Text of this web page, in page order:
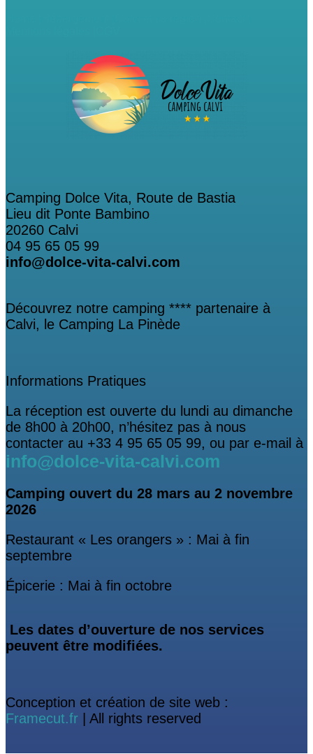
Camping Dolce Vita, Route de Bastia
Lieu dit Ponte Bambino
20260 Calvi
04 95 65 05 99
info@dolce-vita-calvi.com
Découvrez notre camping **** partenaire à
Calvi, le Camping La Pinède
Informations Pratiques
La réception est ouverte du lundi au dimanche
de 8h00 à 20h00, n’hésitez pas à nous
contacter au +33 4 95 65 05 99, ou par e-mail à
info@dolce-vita-calvi.com
Camping ouvert du 28 mars au 2 novembre
2026
Restaurant « Les orangers » : Mai à fin
septembre
Épicerie : Mai à fin octobre
Les dates d’ouverture de nos services
peuvent être modifiées.
Conception et création de site web :
Framecut.fr | All rights reserved